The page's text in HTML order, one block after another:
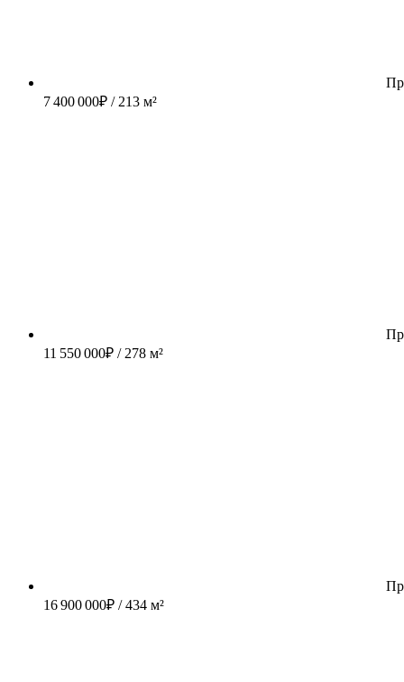
7 400 000₽ / 213 м²
11 550 000₽ / 278 м²
16 900 000₽ / 434 м²